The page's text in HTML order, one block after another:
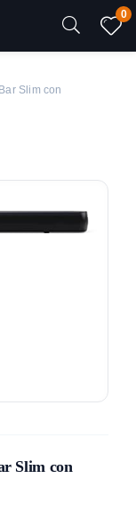
0
Slim con
Slim con